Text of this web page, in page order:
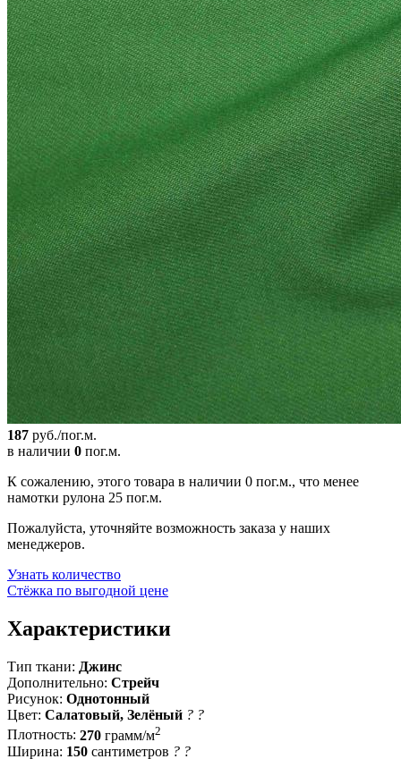
187 руб./пог.м.
в наличии 0 пог.м.
К сожалению, этого товара в наличии 0 пог.м., что менее
намотки рулона 25 пог.м.
Пожалуйста, уточняйте возможность заказа у наших
менеджеров.
Узнать количество
Стёжка по выгодной цене
Характеристики
Тип ткани: Джинс
Дополнительно: Стрейч
Рисунок: Однотонный
Цвет: Салатовый, Зелёный ? ?
Плотность: 270 грамм/м2
Ширина: 150 сантиметров ? ?